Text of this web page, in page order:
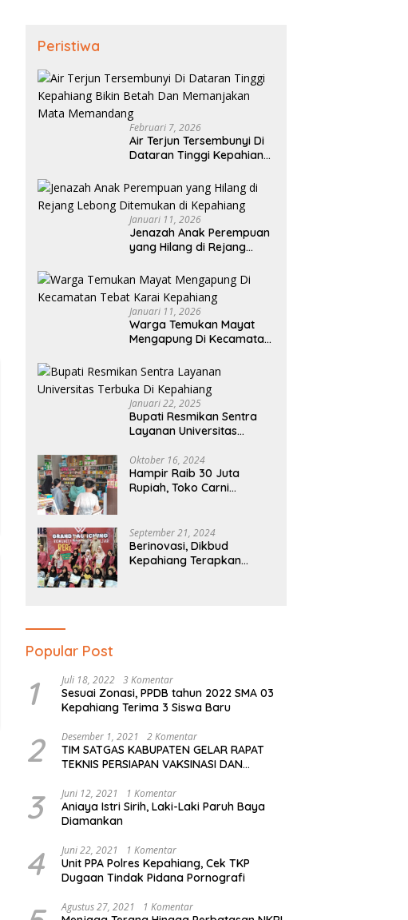
Peristiwa
Februari 7, 2026
Air Terjun Tersembunyi Di
Dataran Tinggi Kepahiang
Memanjakan Mata
Memandang
Januari 11, 2026
Jenazah Anak Perempuan
yang Hilang di Rejang
Kepahiang
Januari 11, 2026
Warga Temukan Mayat
Mengapung Di Kecamatan
Januari 22, 2025
Bupati Resmikan Sentra
Layanan Universitas
Oktober 16, 2024
Hampir Raib 30 Juta
Rupiah, Toko Carni
September 21, 2024
Berinovasi, Dikbud
Kepahiang Terapkan
Popular Post
1 Juli 18, 2022 3 Komentar
Sesuai Zonasi, PPDB tahun 2022 SMA 03
Kepahiang Terima 3 Siswa Baru
2 Desember 1, 2021 2 Komentar
TIM SATGAS KABUPATEN GELAR RAPAT
TEKNIS PERSIAPAN VAKSINASI DAN
3 Juni 12, 2021 1 Komentar
Aniaya Istri Sirih, Laki-Laki Paruh Baya
Diamankan
4 Juni 22, 2021 1 Komentar
Unit PPA Polres Kepahiang, Cek TKP
Dugaan Tindak Pidana Pornografi
Agustus 27, 2021 1 Komentar